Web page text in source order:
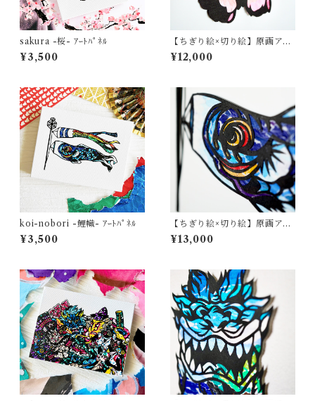
sakura -桜- ｱｰﾄﾊﾟﾈﾙ
¥3,500
【ちぎり絵×切り絵】原画アー
ト 『saku-ra （桜）』
¥12,000
koi-nobori -鯉幟- ｱｰﾄﾊﾟﾈﾙ
¥3,500
【ちぎり絵×切り絵】原画アー
ト『koi-nobori（鯉のぼ
り）』
¥13,000